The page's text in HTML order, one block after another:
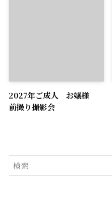
2027年ご成人 お嬢様
前撮り撮影会